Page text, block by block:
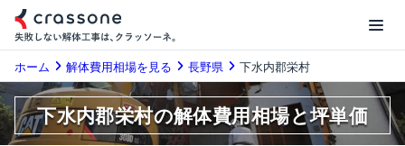
ホーム 解体費用相場を見る 長野県 下水内郡栄村
下水内郡栄村の解体費用相場と坪単価